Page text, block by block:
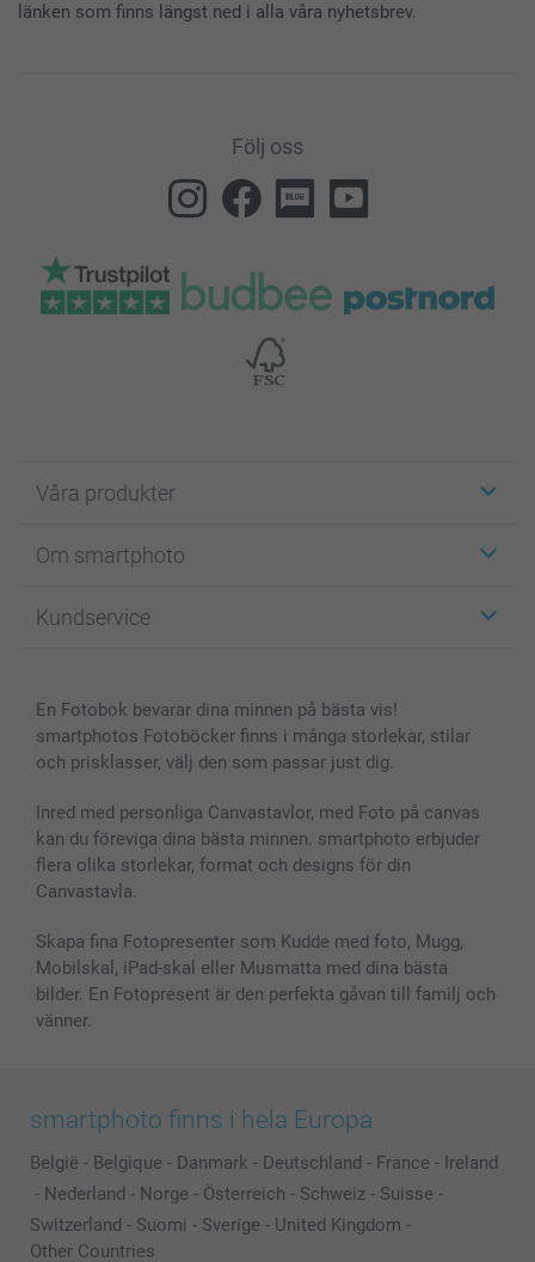
länken som finns längst ned i alla våra nyhetsbrev.
Följ oss
Våra produkter
Fotokort
Fotoböcker
Skal till Mobil & Surfplatta
MyNameBook
Fotoramar & Tillbehör
Presentkort
Alla fotoprodukter
Om smartphoto
För affiliates
Sitemap
Villkor och garantier
Kundservice
smartbonus
Priser & betalning
En Fotobok bevarar dina minnen på bästa vis!
smartphotos Fotoböcker finns i många storlekar, stilar
och prisklasser, välj den som passar just dig.
Inred med personliga Canvastavlor, med Foto på canvas
kan du föreviga dina bästa minnen. smartphoto erbjuder
flera olika storlekar, format och designs för din
Canvastavla.
Skapa fina Fotopresenter som Kudde med foto, Mugg,
Mobilskal, iPad-skal eller Musmatta med dina bästa
bilder. En Fotopresent är den perfekta gåvan till familj och
vänner.
smartphoto finns i hela Europa
België - Belgique - Danmark - Deutschland - France - Ireland
- Nederland - Norge - Österreich - Schweiz - Suisse -
Switzerland - Suomi - Sverige - United Kingdom -
Other Countries